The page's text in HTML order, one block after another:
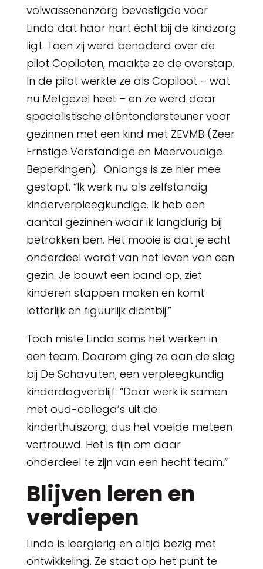
volwassenenzorg bevestigde voor
Linda dat haar hart écht bij de kindzorg
ligt. Toen zij werd benaderd over de
pilot Copiloten, maakte ze de overstap.
In de pilot werkte ze als Copiloot – wat
nu Metgezel heet – en ze werd daar
specialistische cliëntondersteuner voor
gezinnen met een kind met ZEVMB (Zeer
Ernstige Verstandige en Meervoudige
Beperkingen). Onlangs is ze hier mee
gestopt. “Ik werk nu als zelfstandig
kinderverpleegkundige. Ik heb een
aantal gezinnen waar ik langdurig bij
betrokken ben. Het mooie is dat je echt
onderdeel wordt van het leven van een
gezin. Je bouwt een band op, ziet
kinderen stappen maken en komt
letterlijk en figuurlijk dichtbij.”
Toch miste Linda soms het werken in
een team. Daarom ging ze aan de slag
bij De Schavuiten, een verpleegkundig
kinderdagverblijf. “Daar werk ik samen
met oud-collega’s uit de
kinderthuiszorg, dus het voelde meteen
vertrouwd. Het is fijn om daar
onderdeel te zijn van een hecht team.”
Blijven leren en
verdiepen
Linda is leergierig en altijd bezig met
ontwikkeling. Ze staat op het punt te